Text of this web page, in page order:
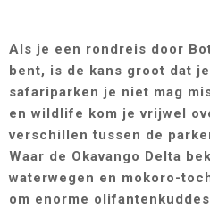
Als je een rondreis door
bent, is de kans groot dat
safariparken je niet mag
en wildlife kom je vrijwel
verschillen tussen de
Waar de Okavango Delta
waterwegen en mokoro-
om enorme